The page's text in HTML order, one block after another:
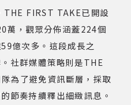
FIRST TAKE已開設
萬，觀眾分佈涵蓋224個
億次多。這段成長之
社群媒體策略則是THE
為了避免資訊斷層，採取
節奏持續釋出細緻訊息。